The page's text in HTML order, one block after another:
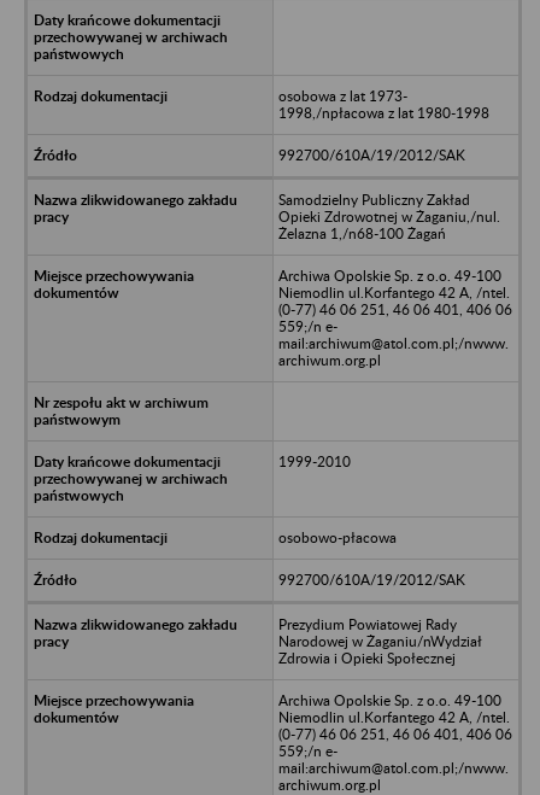
osobowa z lat 1973-
1998,/npłacowa z lat 1980-1998
992700/610A/19/2012/SAK
Samodzielny Publiczny Zakład
Opieki Zdrowotnej w Żaganiu,/nul.
Żelazna 1,/n68-100 Żagań
Archiwa Opolskie Sp. z o.o. 49-100
Niemodlin ul.Korfantego 42 A, /ntel.
(0-77) 46 06 251, 46 06 401, 406 06
559;/n e-
mail:archiwum@atol.com.pl;/nwww.
archiwum.org.pl
1999-2010
osobowo-płacowa
992700/610A/19/2012/SAK
Prezydium Powiatowej Rady
Narodowej w Żaganiu/nWydział
Zdrowia i Opieki Społecznej
Archiwa Opolskie Sp. z o.o. 49-100
Niemodlin ul.Korfantego 42 A, /ntel.
(0-77) 46 06 251, 46 06 401, 406 06
559;/n e-
mail:archiwum@atol.com.pl;/nwww.
archiwum.org.pl